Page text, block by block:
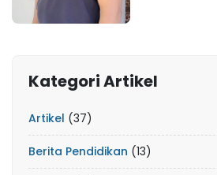
Kategori Artikel
Artikel (37)
Berita Pendidikan (13)